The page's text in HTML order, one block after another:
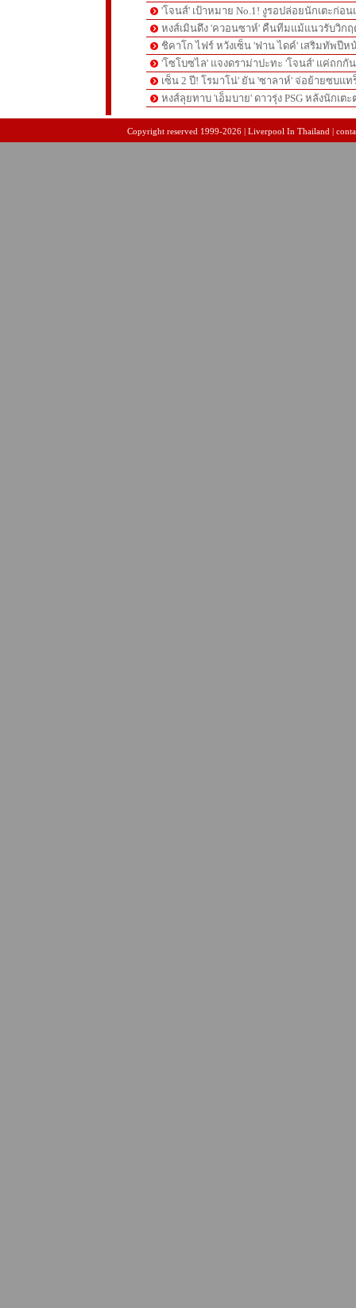
'โจนส์' เป้าหมาย No.1! งูรอปล่อยนักเตะก่อ
หงส์เมินดึง 'ควอนซาห์' คืนทีมแม้แนวรับวิก
ชิคาโก ไฟร์ หวังเซ็น 'ฟาน ไดค์' เสริมทัพปีห
'โซโบซไล' แจงดราม่าปะทะ 'โจนส์' แค่ถกกั
เซ็น 2 ปี! โรมาโน่' ยัน 'ซาลาห์' จ่อย้ายซบแ
หงส์ลุยทาบ 'เอ็มบาย' ดาวรุ่ง PSG หลังนักเต
Copyright reserved 1999-2026 | Liverpool In Thailand |